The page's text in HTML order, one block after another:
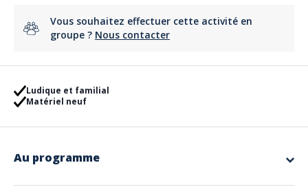
Vous souhaitez effectuer cette activité en
groupe ? Nous contacter
Ludique et familial
Matériel neuf
Au programme
entre amis sur un paddle géant.